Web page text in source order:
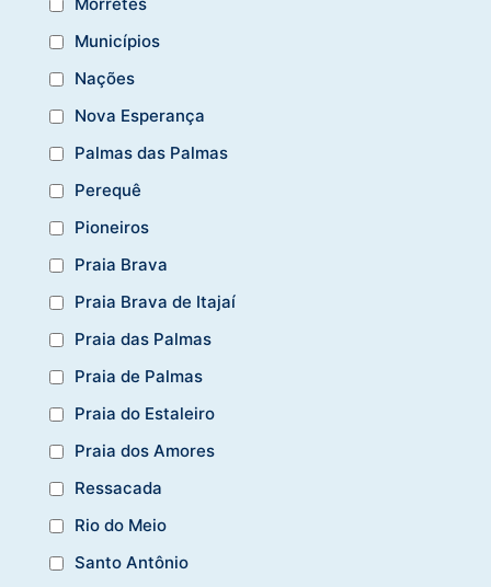
Municípios
Nações
Nova Esperança
Palmas das Palmas
Perequê
Pioneiros
Praia Brava
Praia Brava de Itajaí
Praia das Palmas
Praia de Palmas
Praia do Estaleiro
Praia dos Amores
Ressacada
Rio do Meio
Santo Antônio